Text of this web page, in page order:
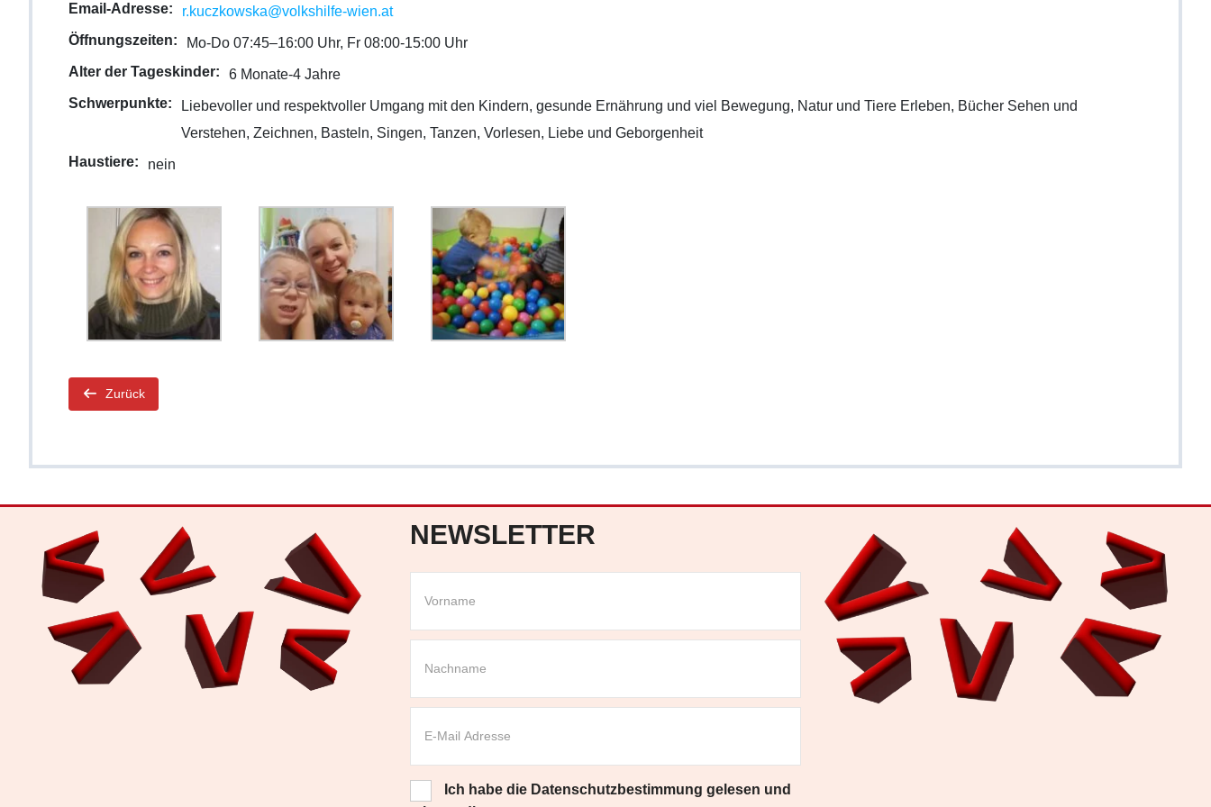
Email-Adresse:
r.kuczkowska@volkshilfe-wien.at
Öffnungszeiten:
Mo-Do 07:45–16:00 Uhr, Fr 08:00-15:00 Uhr
Alter der Tageskinder:
6 Monate‑4 Jahre
Schwerpunkte:
Liebevoller und respektvoller Umgang mit den Kindern, gesunde Ernährung und viel Bewegung, Natur und Tiere Erleben, Bücher Sehen und
Verstehen, Zeichnen, Basteln, Singen, Tanzen, Vorlesen, Liebe und Geborgenheit
Haustiere:
nein
Zurück
NEWSLETTER
Ich habe die Datenschutzbestimmung gelesen und